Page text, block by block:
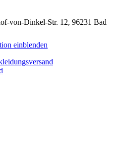
von-Dinkel-Str. 12, 96231 Bad
einblenden